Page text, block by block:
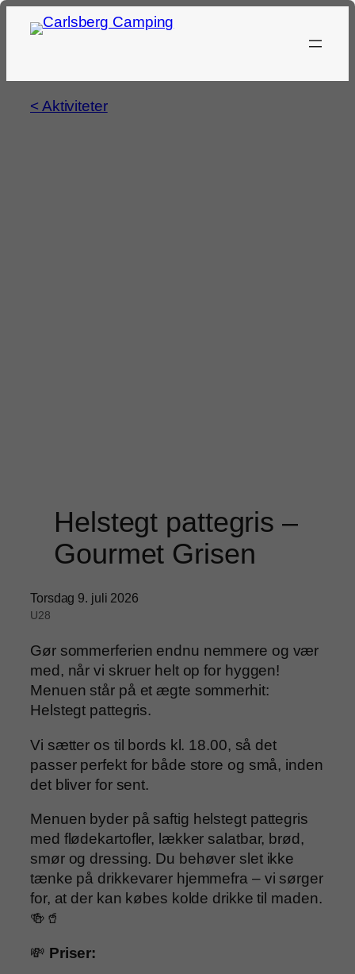
< Aktiviteter
Helstegt pattegris –
Gourmet Grisen
Torsdag 9. juli 2026
U28
Gør sommerferien endnu nemmere og vær
med, når vi skruer helt op for hyggen!
Menuen står på et ægte sommerhit:
Helstegt pattegris.
Vi sætter os til bords kl. 18.00, så det
passer perfekt for både store og små, inden
det bliver for sent.
Menuen byder på saftig helstegt pattegris
med flødekartofler, lækker salatbar, brød,
smør og dressing. Du behøver slet ikke
tænke på drikkevarer hjemmefra – vi sørger
for, at der kan købes kolde drikke til maden.
🍻🥤
💸 Priser: